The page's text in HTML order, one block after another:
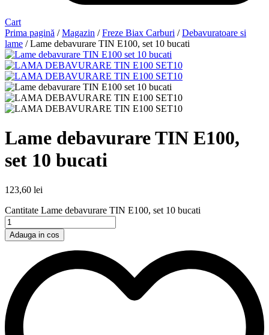
Cart
Prima pagină /Magazin /Freze Biax Carburi /Debavuratoare si
lame / Lame debavurare TIN E100, set 10 bucati
Lame debavurare TIN E100,
set 10 bucati
123,60 lei
Cantitate Lame debavurare TIN E100, set 10 bucati
Adauga in cos